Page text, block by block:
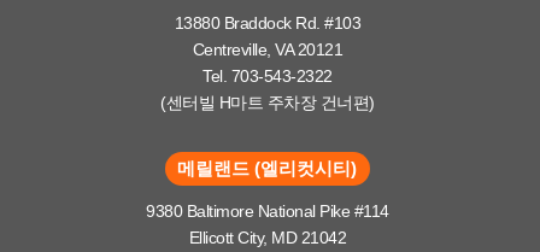
13880 Braddock Rd. #103
Centreville, VA 20121
Tel. 703-543-2322
(센터빌 H마트 주차장 건너편)
메릴랜드 (엘리컷시티)
9380 Baltimore National Pike #114
Ellicott City, MD 21042